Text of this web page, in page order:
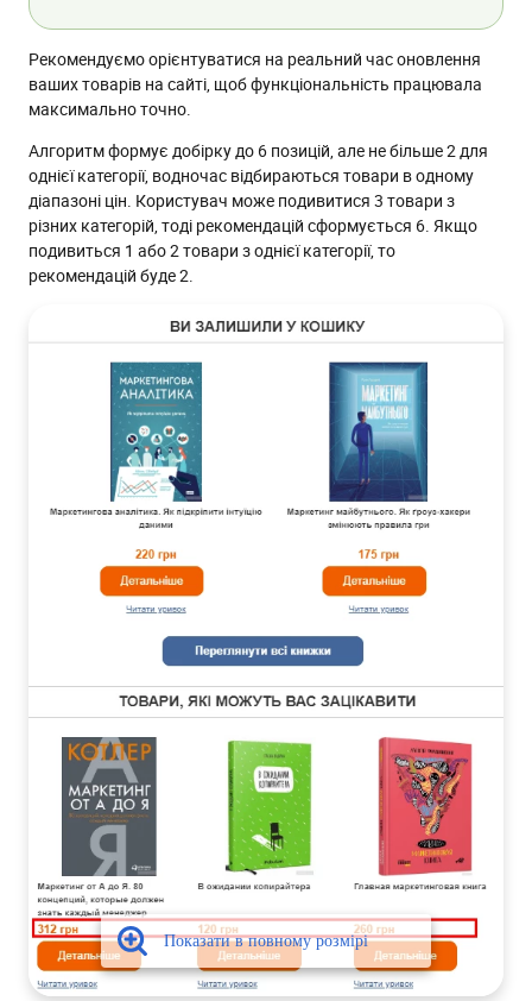
Рекомендуємо орієнтуватися на реальний час оновлення
ваших товарів на сайті, щоб функціональність працювала
максимально точно.
Алгоритм формує добірку до 6 позицій, але не більше 2 для
однієї категорії, водночас відбираються товари в одному
діапазоні цін. Користувач може подивитися 3 товари з
різних категорій, тоді рекомендацій сформується 6. Якщо
подивиться 1 або 2 товари з однієї категорії, то
рекомендацій буде 2.